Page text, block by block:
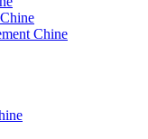
Chine